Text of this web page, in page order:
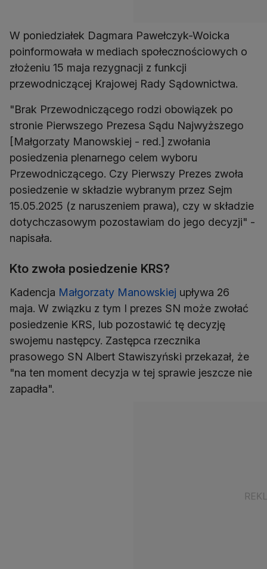
W poniedziałek Dagmara Pawełczyk-Woicka
poinformowała w mediach społecznościowych o
złożeniu 15 maja rezygnacji z funkcji
przewodniczącej Krajowej Rady Sądownictwa.
"Brak Przewodniczącego rodzi obowiązek po
stronie Pierwszego Prezesa Sądu Najwyższego
[Małgorzaty Manowskiej - red.] zwołania
posiedzenia plenarnego celem wyboru
Przewodniczącego. Czy Pierwszy Prezes zwoła
posiedzenie w składzie wybranym przez Sejm
15.05.2025 (z naruszeniem prawa), czy w składzie
dotychczasowym pozostawiam do jego decyzji" -
napisała.
Kto zwoła posiedzenie KRS?
Kadencja Małgorzaty Manowskiej upływa 26
maja. W związku z tym I prezes SN może zwołać
posiedzenie KRS, lub pozostawić tę decyzję
swojemu następcy. Zastępca rzecznika
prasowego SN Albert Stawiszyński przekazał, że
"na ten moment decyzja w tej sprawie jeszcze nie
zapadła".